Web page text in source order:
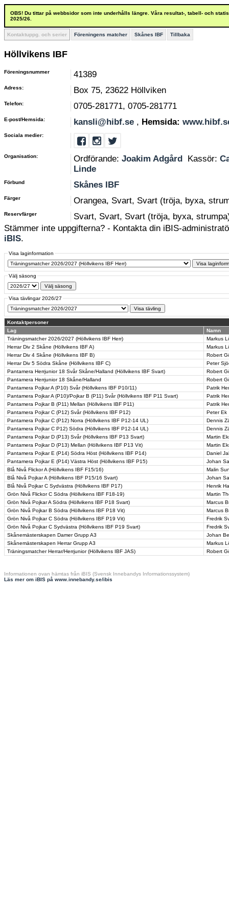
OBS! Du tittar på webbsidor som inte underhålls längre. Våra resultat-, tabell- och
2025/26.
Kontaktuppg. och serier Föreningens matcher Skånes IBF Tillbaka
Höllvikens IBF
Föreningsnummer 41389
Adress: Box 75, 23622 Höllviken
Telefon: 0705-281771, 0705-281771
E-post/Hemsida: kansli@hibf.se , Hemsida:
Sociala medier:
Organisation: Ordförande: Joakim Adgård Kassör:
Linde
Förbund Skånes IBF
Färger Orangea, Svart, Svart (tröja, byxa,
Reservfärger
Svart, Svart, Svart (tröja, byxa,
Stämmer inte uppgifterna? - Kontakta din iBIS-
iBIS.
Visa laginformation
Välj säsong
Visa tävlingar 2026/27
Kontaktpersoner
Lag
Namn
Träningsmatcher 2026/2027 (Höllvikens IBF Herr)
Markus
Herrar Div 2 Skåne (Höllvikens IBF A)
Markus
Herrar Div 4 Skåne (Höllvikens IBF B)
Robert
Herrar Div 5 Södra Skåne (Höllvikens IBF C)
Peter
Pantamera Herrjunior 18 Svår Skåne/Halland (Höllvikens IBF Svart)
Robert
Pantamera Herrjunior 18 Skåne/Halland
Robert
Pantamera Pojkar A (P10) Svår (Höllvikens IBF P10/11)
Patrik
Pantamera Pojkar A (P10)/Pojkar B (P11) Svår (Höllvikens IBF P11 Svart)
Patrik
Pantamera Pojkar B (P11) Mellan (Höllvikens IBF P11)
Patrik
Pantamera Pojkar C (P12) Svår (Höllvikens IBF P12)
Peter Ek
Pantamera Pojkar C (P12) Norra (Höllvikens IBF P12-14 UL)
Dennis
Pantamera Pojkar C P12) Södra (Höllvikens IBF P12-14 UL)
Dennis
Pantamera Pojkar D (P13) Svår (Höllvikens IBF P13 Svart)
Martin
Pantamera Pojkar D (P13) Mellan (Höllvikens IBF P13 Vit)
Martin
Pantamera Pojkar E (P14) Södra Höst (Höllvikens IBF P14)
Daniel
Pantamera Pojkar E (P14) Västra Höst (Höllvikens IBF P15)
Johan
Blå Nivå Flickor A (Höllvikens IBF F15/16)
Malin
Blå Nivå Pojkar A (Höllvikens IBF P15/16 Svart)
Johan
Blå Nivå Pojkar C Sydvästra (Höllvikens IBF P17)
Henrik
Grön Nivå Flickor C Södra (Höllvikens IBF F18-19)
Martin
Grön Nivå Pojkar A Södra (Höllvikens IBF P18 Svart)
Marcus
Grön Nivå Pojkar B Södra (Höllvikens IBF P18 Vit)
Marcus
Grön Nivå Pojkar C Södra (Höllvikens IBF P19 Vit)
Fredrik
Grön Nivå Pojkar C Sydvästra (Höllvikens IBF P19 Svart)
Fredrik
Skånemästerskapen Damer Grupp A3
Johan
Skånemästerskapen Herrar Grupp A3
Markus
Träningsmatcher Herrar/Herrjunior (Höllvikens IBF JAS)
Robert
Informationen ovan hämtas från iBIS (Svensk Innebandys Informationssystem)
Läs mer om iBIS på www.innebandy.se/ibis